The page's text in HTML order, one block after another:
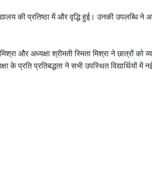
की प्रतिष्ठा में और वृद्धि हुई। उनकी उपलब्धि ने
और अध्यक्षा श्रीमती स्मिता मिश्रा ने छात्रों को
प्रति प्रतिबद्धता ने सभी उपस्थित विद्यार्थियों में